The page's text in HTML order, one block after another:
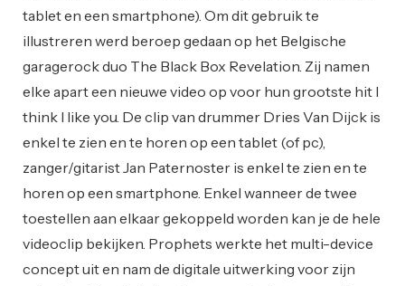
tablet en een smartphone). Om dit gebruik te
illustreren werd beroep gedaan op het Belgische
garagerock duo The Black Box Revelation. Zij namen
elke apart een nieuwe video op voor hun grootste hit I
think I like you. De clip van drummer Dries Van Dijck is
enkel te zien en te horen op een tablet (of pc),
zanger/gitarist Jan Paternoster is enkel te zien en te
horen op een smartphone. Enkel wanneer de twee
toestellen aan elkaar gekoppeld worden kan je de hele
videoclip bekijken. Prophets werkte het multi-device
concept uit en nam de digitale uitwerking voor zijn